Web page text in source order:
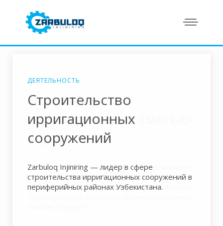
ДЕЯТЕЛЬНОСТЬ
Покрытие
трубопроводов смесью
торкрета
Zarbuloq Injiniring — единственная компания в
Центральной Азии, которая выполняет
внутреннее покрытие изношенных отрезков